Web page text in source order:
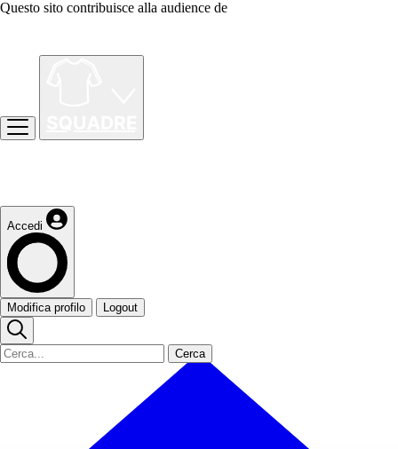
Questo sito contribuisce alla audience de
Accedi
Modifica profilo Logout
Cerca